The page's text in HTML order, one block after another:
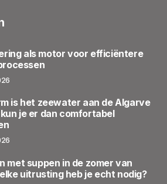
als motor voor efficiëntere
is het zeewater aan de Algarve
kun je er dan comfortabel
met suppen in de zomer van
uitrusting heb je echt nodig?